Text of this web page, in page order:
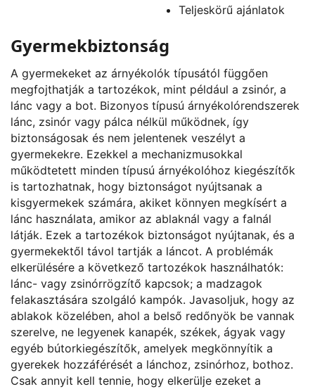
Teljeskörű ajánlatok
Gyermekbiztonság
A gyermekeket az árnyékolók típusától függően
megfojthatják a tartozékok, mint például a zsinór, a
lánc vagy a bot. Bizonyos típusú árnyékolórendszerek
lánc, zsinór vagy pálca nélkül működnek, így
biztonságosak és nem jelentenek veszélyt a
gyermekekre. Ezekkel a mechanizmusokkal
működtetett minden típusú árnyékolóhoz kiegészítők
is tartozhatnak, hogy biztonságot nyújtsanak a
kisgyermekek számára, akiket könnyen megkísért a
lánc használata, amikor az ablaknál vagy a falnál
látják. Ezek a tartozékok biztonságot nyújtanak, és a
gyermekektől távol tartják a láncot. A problémák
elkerülésére a következő tartozékok használhatók:
lánc- vagy zsinórrögzítő kapcsok; a madzagok
felakasztására szolgáló kampók. Javasoljuk, hogy az
ablakok közelében, ahol a belső redőnyök be vannak
szerelve, ne legyenek kanapék, székek, ágyak vagy
egyéb bútorkiegészítők, amelyek megkönnyítik a
gyerekek hozzáférését a lánchoz, zsinórhoz, bothoz.
Csak annyit kell tennie, hogy elkerülje ezeket a